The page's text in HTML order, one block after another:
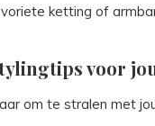
ketting of
voor
om te stralen met